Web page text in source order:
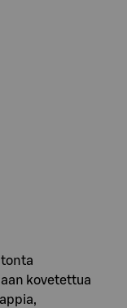
kovetettua